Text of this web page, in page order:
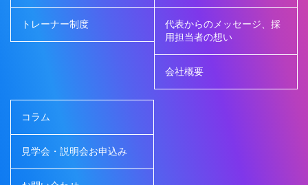
トレーナー制度
代表からのメッセージ、採
用担当者の想い
会社概要
コラム
見学会・説明会お申込み